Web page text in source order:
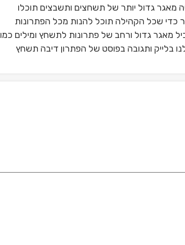
מאגר גדול יותר של תשחצים ותשבצים תוכלו
שכל הקהילה תוכל להנות מכל הפתרונות
מאגר גדול ורחב של פתרונות לתשחץ ומילים כמו
בלייק ותגובה בפוסט של הפתרון דיבה תשחץ